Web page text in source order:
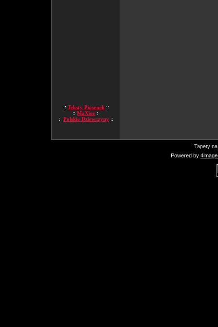
:: Teksty Piosenek ::
:: MaXior ::
:: Polskie Dziewczyny ::
Tapety
Powered by